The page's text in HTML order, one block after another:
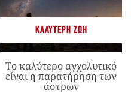
ΚΑΛΎΤΕΡΗ ΖΩΉ
Το καλύτερο αγχολυτικό
είναι η παρατήρηση των
άστρων